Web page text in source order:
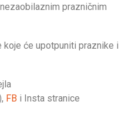
prazničnim
će upotpuniti praznike i
FB i Insta stranice